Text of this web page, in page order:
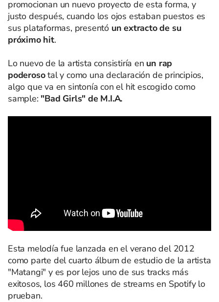
promocionan un nuevo proyecto de esta forma, y
justo después, cuando los ojos estaban puestos es
sus plataformas, presentó un extracto de su
próximo hit.
Lo nuevo de la artista consistiría en un rap
poderosotal y como una declaración de principios,
algo que va en sintonía con el hit escogido como
sample: "Bad Girls" de M.I.A.
Esta melodía fue lanzada en el verano del 2012
como parte del cuarto álbum de estudio de la artista
"Matangi" y es por lejos uno de sus tracks más
exitosos, los 460 millones de streams en Spotify lo
prueban.